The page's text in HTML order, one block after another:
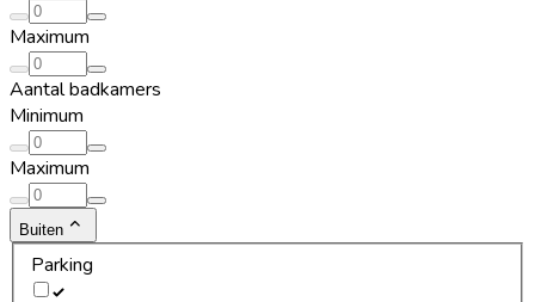
Maximum
Aantal badkamers
Minimum
Maximum
Buiten
Parking